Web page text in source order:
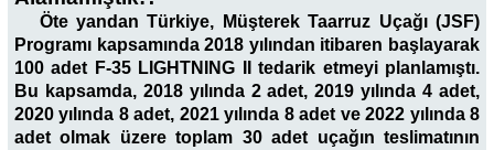
Öte yandan Türkiye, Müşterek Taarruz Uçağı (JSF)
Programı kapsamında 2018 yılından itibaren başlayarak
100 adet F-35 LIGHTNING II tedarik etmeyi planlamıştı.
Bu kapsamda, 2018 yılında 2 adet, 2019 yılında 4 adet,
2020 yılında 8 adet, 2021 yılında 8 adet ve 2022 yılında 8
adet olmak üzere toplam 30 adet uçağın teslimatının